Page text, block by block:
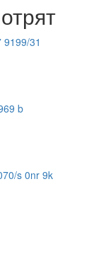
31
b
s 0nr 9k